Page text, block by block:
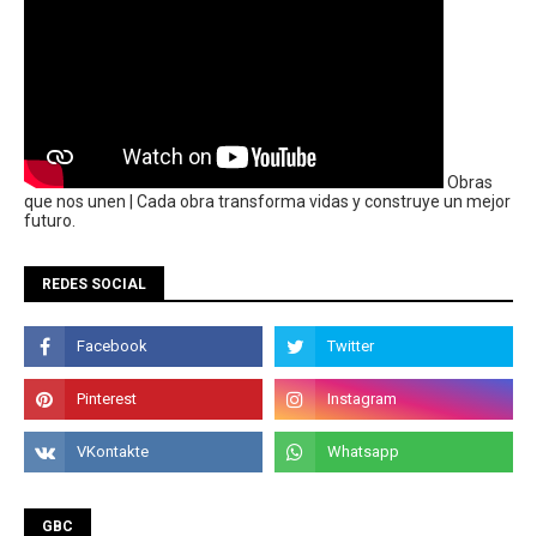
Obras
que nos unen | Cada obra transforma vidas y construye un mejor
futuro.
REDES SOCIAL
GBC